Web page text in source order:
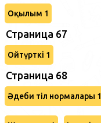
Оқылым 1
Страница 67
Ойтүрткі 1
Страница 68
Әдеби тіл нормалары 1